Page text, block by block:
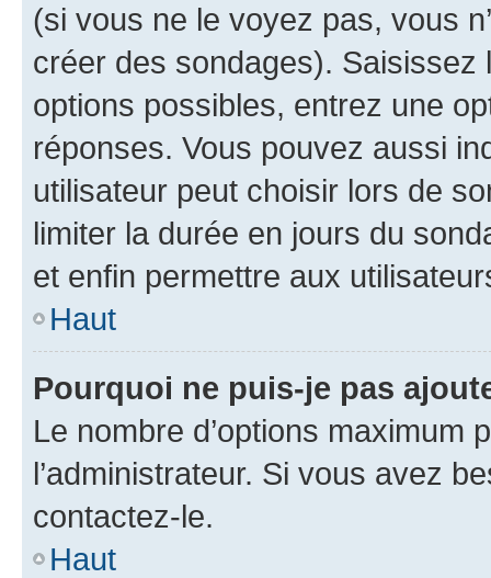
(si vous ne le voyez pas, vous
créer des sondages).
options possibles, entrez une
réponses. Vous pouvez aussi
utilisateur peut choisir lors de
limiter la durée en jours du
et enfin permettre aux
Haut
Pourquoi ne puis-je pas
Le nombre d’options maximum
l’administrateur. Si vous avez
contactez-le.
Haut